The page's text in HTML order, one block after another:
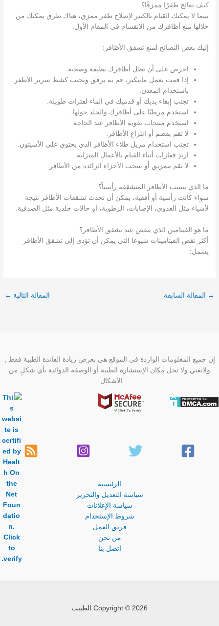
كيف تعالج ظفرًا ممزقًا؟
بينما لا يمكنك القيام بالكثير لإصلاح ظفر ممزق، هناك طرق يمكنك من
خلالها منع أظافرك من الانقسام في المقام الأول.
إليك بعض النصائح لمنع تشقق الأظافر:
احرص على أن تظل أظافرك نظيفة وصحية.
إذا قمت بعمل مانيكير، قم به برفق وتجنب كشط سرير الأظفر
باستخدام المعدن.
تجنب إبقاء يديك أو قدميك في الماء لفترات طويلة.
استخدم مرطبًا على أظافرك والجلد حولها.
استخدم منتجات تقوية الأظافر عند الحاجة.
لا تقم بقضم أو انتزاع الأظافر.
تجنب استخدام مزيل طلاء الأظافر الذي يحتوي على الأسيتون.
ارتدِ قفازات أثناء القيام بالأعمال المنزلية.
لا تقم بتمزيق أو سحب الأجزاء الزائدة من الأظافر.
ما الذي يسبب الأظافر المتشققة رأسياً؟
سواء كانت رأسية أو أفقية، يمكن أن تحدث تشققات الأظافر نتيجة
لأشياء مثل العدوى، الإصابات، الرطوبة، أو حالات جلدية مثل الصدفية.
ما هو الفيتامين الذي ينقص عند تشقق الأظافر؟
أكثر نقص الفيتامينات شيوعا التي يمكن أن تؤدي إلى تشقق الأظافر
يشمل:
→ المقالة السابقة المقالة التالية ←
إن جميع المعلومات الواردة في الموقع هي بغرض زيادة الفائدة الطبية فقط ,
ولاتغني ولا تحل مكان الإستشارة الطبية أو الوصفة الدوائية بأي شكلٍ من
الأشكال .
الرئيسية
سياسة التعديل والتحرير
سياسة الإعلانات
شروط الإستخدام
فريق العمل
من نحن
اتصل بنا
Copyright © 2026 الطبيب